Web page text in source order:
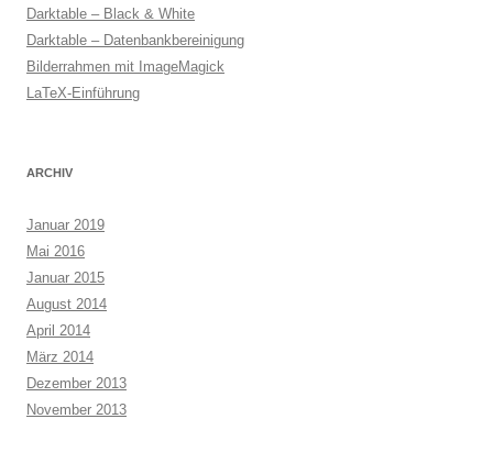
Darktable – Black & White
Darktable – Datenbankbereinigung
Bilderrahmen mit ImageMagick
LaTeX-Einführung
ARCHIV
Januar 2019
Mai 2016
Januar 2015
August 2014
April 2014
März 2014
Dezember 2013
November 2013